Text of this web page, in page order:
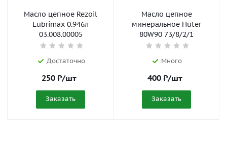
Масло цепное Rezoil
Lubrimax 0.946л
03.008.00005
Достаточно
250₽/шт
Заказать
Масло цепное
минеральное Huter
80W90 73/8/2/1
Много
400₽/шт
Заказать